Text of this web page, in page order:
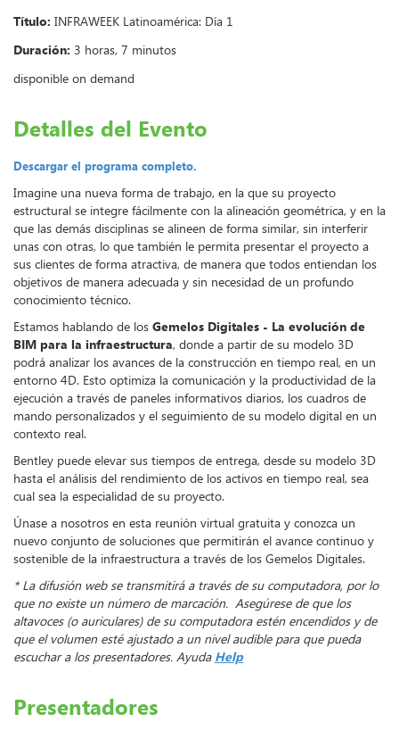
Título: INFRAWEEK Latinoamérica: Día 1
Duración: 3 horas, 7 minutos
disponible on demand
Detalles del Evento
Descargar el programa completo.
Imagine una nueva forma de trabajo, en la que su proyecto
estructural se integre fácilmente con la alineación geométrica, y en la
que las demás disciplinas se alineen de forma similar, sin interferir
unas con otras, lo que también le permita presentar el proyecto a
sus clientes de forma atractiva, de manera que todos entiendan los
objetivos de manera adecuada y sin necesidad de un profundo
conocimiento técnico.
Estamos hablando de los Gemelos Digitales - La evolución de
BIM para la infraestructura, donde a partir de su modelo 3D
podrá analizar los avances de la construcción en tiempo real, en un
entorno 4D. Esto optimiza la comunicación y la productividad de la
ejecución a través de paneles informativos diarios, los cuadros de
mando personalizados y el seguimiento de su modelo digital en un
contexto real.
Bentley puede elevar sus tiempos de entrega, desde su modelo 3D
hasta el análisis del rendimiento de los activos en tiempo real, sea
cual sea la especialidad de su proyecto.
Únase a nosotros en esta reunión virtual gratuita y conozca un
nuevo conjunto de soluciones que permitirán el avance continuo y
sostenible de la infraestructura a través de los Gemelos Digitales.
* La difusión web se transmitirá a través de su computadora, por lo
que no existe un número de marcación. Asegúrese de que los
altavoces (o auriculares) de su computadora estén encendidos y de
que el volumen esté ajustado a un nivel audible para que pueda
escuchar a los presentadores. Ayuda Help
Presentadores